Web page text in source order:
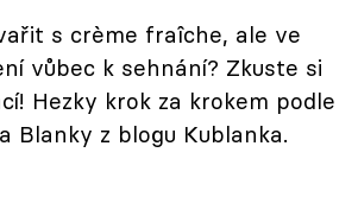
s crème fraîche, ale ve
vůbec k sehnání? Zkuste si
Hezky krok za krokem podle
Blanky z blogu Kublanka.